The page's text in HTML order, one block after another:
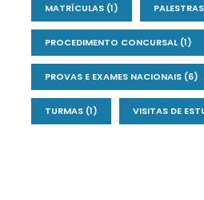
MATRÍCULAS(1) PALESTRAS
PROCEDIMENTO CONCURSAL(1)
PROVAS E EXAMES NACIONAIS(6)
TURMAS(1) VISITAS DE